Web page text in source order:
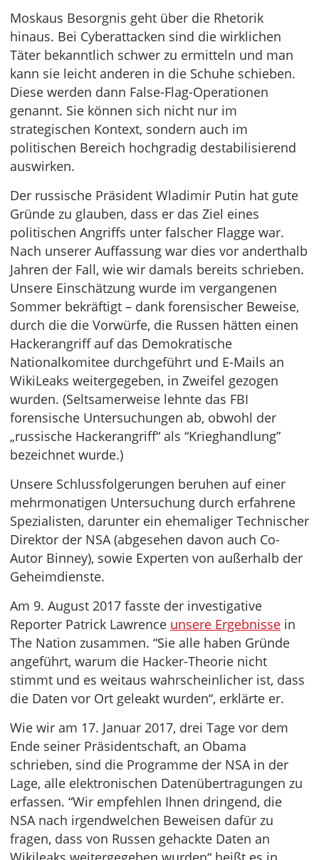
Moskaus Besorgnis geht über die Rhetorik
hinaus. Bei Cyberattacken sind die wirklichen
Täter bekanntlich schwer zu ermitteln und man
kann sie leicht anderen in die Schuhe schieben.
Diese werden dann False-Flag-Operationen
genannt. Sie können sich nicht nur im
strategischen Kontext, sondern auch im
politischen Bereich hochgradig destabilisierend
auswirken.
Der russische Präsident Wladimir Putin hat gute
Gründe zu glauben, dass er das Ziel eines
politischen Angriffs unter falscher Flagge war.
Nach unserer Auffassung war dies vor anderthalb
Jahren der Fall, wie wir damals bereits schrieben.
Unsere Einschätzung wurde im vergangenen
Sommer bekräftigt – dank forensischer Beweise,
durch die die Vorwürfe, die Russen hätten einen
Hackerangriff auf das Demokratische
Nationalkomitee durchgeführt und E-Mails an
WikiLeaks weitergegeben, in Zweifel gezogen
wurden. (Seltsamerweise lehnte das FBI
forensische Untersuchungen ab, obwohl der
„russische Hackerangriff“ als “Krieghandlung”
bezeichnet wurde.)
Unsere Schlussfolgerungen beruhen auf einer
mehrmonatigen Untersuchung durch erfahrene
Spezialisten, darunter ein ehemaliger Technischer
Direktor der NSA (abgesehen davon auch Co-
Autor Binney), sowie Experten von außerhalb der
Geheimdienste.
Am 9. August 2017 fasste der investigative
Reporter Patrick Lawrence unsere Ergebnisse in
The Nation zusammen. “Sie alle haben Gründe
angeführt, warum die Hacker-Theorie nicht
stimmt und es weitaus wahrscheinlicher ist, dass
die Daten vor Ort geleakt wurden“, erklärte er.
Wie wir am 17. Januar 2017, drei Tage vor dem
Ende seiner Präsidentschaft, an Obama
schrieben, sind die Programme der NSA in der
Lage, alle elektronischen Datenübertragungen zu
erfassen. “Wir empfehlen Ihnen dringend, die
NSA nach irgendwelchen Beweisen dafür zu
fragen, dass von Russen gehackte Daten an